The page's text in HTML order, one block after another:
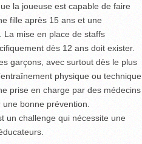
la joueuse est capable de faire
fille après 15 ans et une
La mise en place de staffs
dès 12 ans doit exister.
garçons, avec surtout dès le plus
physique ou technique
prise en charge par des médecins
bonne prévention.
un challenge qui nécessite une